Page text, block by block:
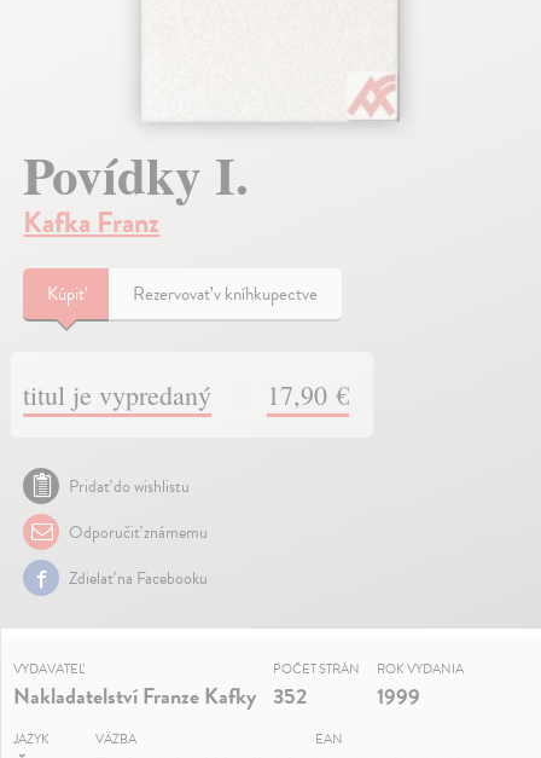
Povídky I.
Kafka Franz
Kúpiť Rezervovať v kníhkupectve
titul je vypredaný 17,90 €
Pridať do wishlistu
Odporučiť známemu
Zdielať na Facebooku
VYDAVATEĽ
Nakladatelství Franze Kafky
POČET STRÁN
352
ROK VYDANIA
1999
JAZYK VÄZBA EAN